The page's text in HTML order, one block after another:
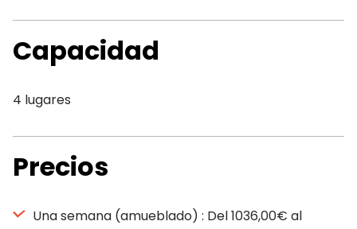
Capacidad
4 lugares
Precios
Una semana (amueblado) : Del 1036,00€ al